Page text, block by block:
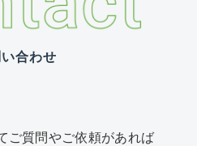
合わせ
ご質問やご依頼があれば